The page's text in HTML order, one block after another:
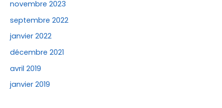
novembre 2023
septembre 2022
janvier 2022
décembre 2021
avril 2019
janvier 2019